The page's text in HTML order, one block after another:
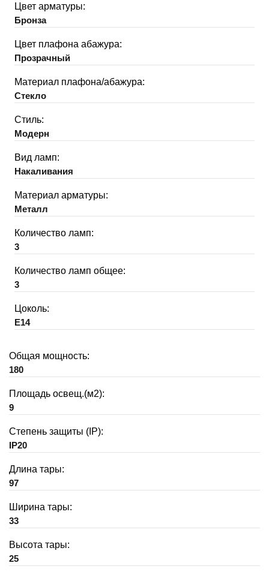
Цвет арматуры:
Бронза
Цвет плафона абажура:
Прозрачный
Материал плафона/абажура:
Стекло
Стиль:
Модерн
Вид ламп:
Накаливания
Материал арматуры:
Металл
Количество ламп:
3
Количество ламп общее:
3
Цоколь:
E14
Общая мощность:
180
Площадь освещ.(м2):
9
Степень защиты (IP):
IP20
Длина тары:
97
Ширина тары:
33
Высота тары:
25